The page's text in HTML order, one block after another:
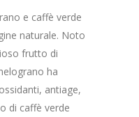
e caffè verde
naturale. Noto
frutto di
ha
antiage,
di caffè verde